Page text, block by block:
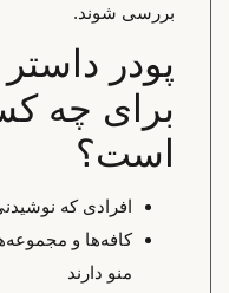
بررسی شوند.
پودر
برای چه
است؟
افرادی که نوشیدنی
کافه‌ها و
منو دارند